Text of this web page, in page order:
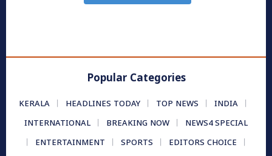
Popular Categories
KERALA HEADLINES TODAY TOP NEWS
INDIA
INTERNATIONAL
BREAKING NOW
NEWS4 SPECIAL
ENTERTAINMENT
SPORTS
EDITORS CHOICE